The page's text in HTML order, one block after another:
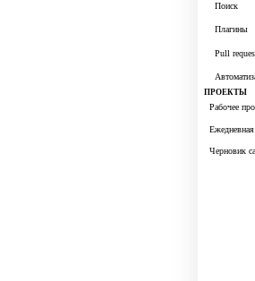
Поиск
Плагины
Pull
ПРОЕКТЫ
Рабочее
Черновик